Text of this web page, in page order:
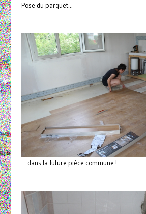
Pose du parquet...
... dans la future pièce commune !